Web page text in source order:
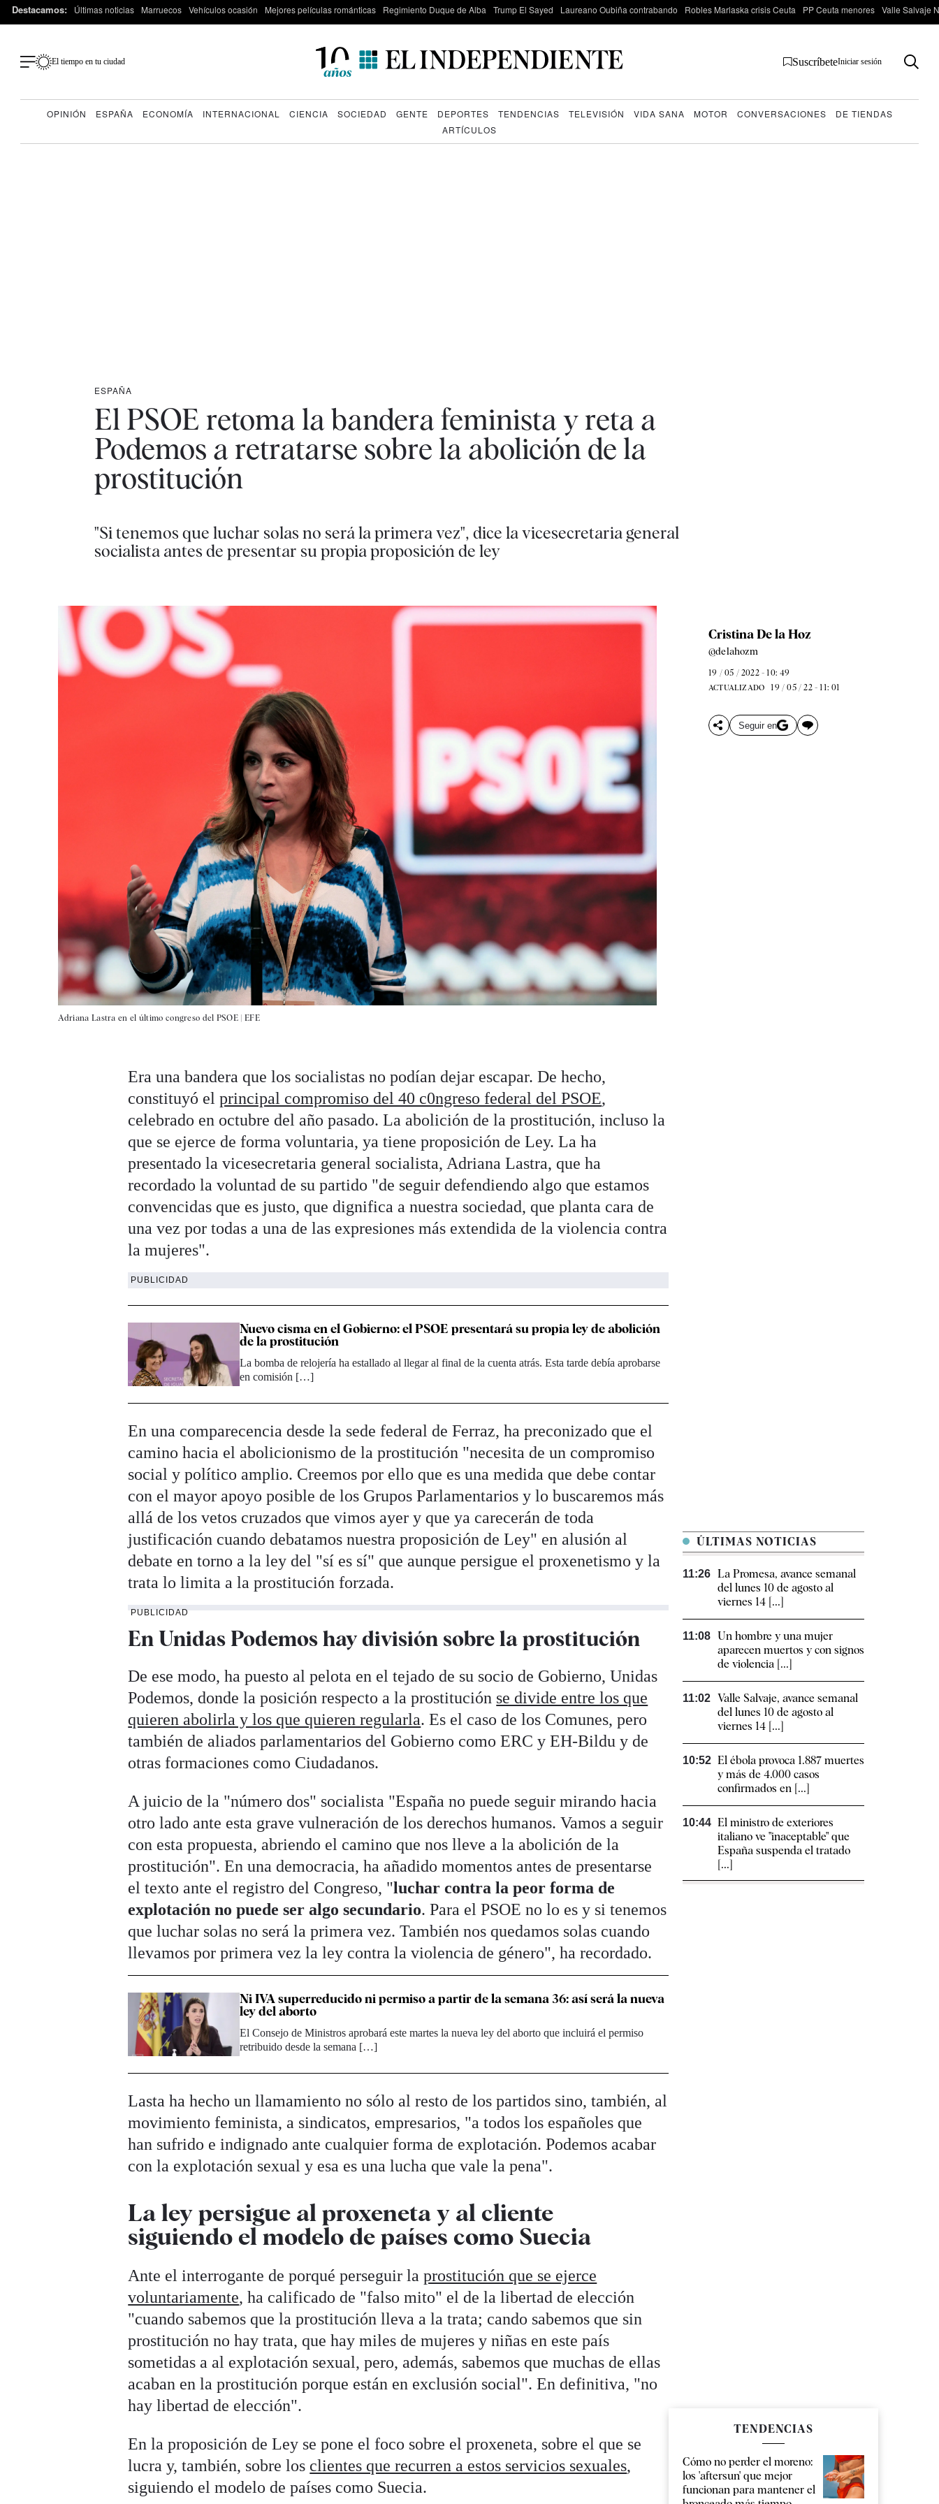
Destacamos: Últimas noticias Marruecos Vehículos ocasión Mejores películas románticas Regimiento Duque de Alba Trump El Sayed Laureano Oubiña contrabando Robles Marlaska crisis Ceuta PP Ceuta menores Valle Salvaje
El tiempo en tu ciudad SuscríbeteIniciar sesión
OPINIÓN ESPAÑA ECONOMÍA INTERNACIONAL CIENCIA SOCIEDAD GENTE DEPORTES TENDENCIAS TELEVISIÓN VIDA SANA MOTOR CONVERSACIONES
DE TIENDAS
ARTÍCULOS
ESPAÑA
El PSOE retoma la bandera feminista y reta a
Podemos a retratarse sobre la abolición de la
prostitución
"Si tenemos que luchar solas no será la primera vez", dice la vicesecretaria general
socialista antes de presentar su propia proposición de ley
Adriana Lastra en el último congreso del PSOE | EFE
Cristina De la Hoz
@delahozm
19 / 05 / 2022 - 10: 49
ACTUALIZADO 19 / 05 / 22 - 11: 01
Seguir en
Era una bandera que los socialistas no podían dejar escapar. De hecho,
constituyó elprincipal compromiso del 40 c0ngreso federal del PSOE,
celebrado en octubre del año pasado. La abolición de la prostitución, incluso la
que se ejerce de forma voluntaria, ya tiene proposición de Ley. La ha
presentado la vicesecretaria general socialista, Adriana Lastra, que ha
recordado la voluntad de su partido "de seguir defendiendo algo que estamos
convencidas que es justo, que dignifica a nuestra sociedad, que planta cara de
una vez por todas a una de las expresiones más extendida de la violencia contra
la mujeres".
PUBLICIDAD
Nuevo cisma en el Gobierno: el PSOE presentará su propia ley de abolición
de la prostitución
La bomba de relojería ha estallado al llegar al final de la cuenta atrás. Esta tarde debía aprobarse
en comisión […]
En una comparecencia desde la sede federal de Ferraz, ha preconizado que el
camino hacia el abolicionismo de la prostitución "necesita de un compromiso
social y político amplio. Creemos por ello que es una medida que debe contar
con el mayor apoyo posible de los Grupos Parlamentarios y lo buscaremos más
allá de los vetos cruzados que vimos ayer y que ya carecerán de toda
justificación cuando debatamos nuestra proposición de Ley" en alusión al
debate en torno a la ley del "sí es sí" que aunque persigue el proxenetismo y la
trata lo limita a la prostitución forzada.
PUBLICIDAD
En Unidas Podemos hay división sobre la prostitución
De ese modo, ha puesto al pelota en el tejado de su socio de Gobierno, Unidas
Podemos, donde la posición respecto a la prostitución se divide entre los que
quieren abolirla y los que quieren regularla. Es el caso de los Comunes, pero
también de aliados parlamentarios del Gobierno como ERC y EH-Bildu y de
otras formaciones como Ciudadanos.
A juicio de la "número dos" socialista "España no puede seguir mirando hacia
otro lado ante esta grave vulneración de los derechos humanos. Vamos a seguir
con esta propuesta, abriendo el camino que nos lleve a la abolición de la
prostitución". En una democracia, ha añadido momentos antes de presentarse
el texto ante el registro del Congreso, "luchar contra la peor forma de
explotación no puede ser algo secundario. Para el PSOE no lo es y si tenemos
que luchar solas no será la primera vez. También nos quedamos solas cuando
llevamos por primera vez la ley contra la violencia de género", ha recordado.
Ni IVA superreducido ni permiso a partir de la semana 36: así será la nueva
ley del aborto
El Consejo de Ministros aprobará este martes la nueva ley del aborto que incluirá el permiso
retribuido desde la semana […]
Lasta ha hecho un llamamiento no sólo al resto de los partidos sino, también, al
movimiento feminista, a sindicatos, empresarios, "a todos los españoles que
han sufrido e indignado ante cualquier forma de explotación. Podemos acabar
con la explotación sexual y esa es una lucha que vale la pena".
La ley persigue al proxeneta y al cliente
siguiendo el modelo de países como Suecia
Ante el interrogante de porqué perseguir laprostitución que se ejerce
voluntariamente, ha calificado de "falso mito" el de la libertad de elección
"cuando sabemos que la prostitución lleva a la trata; cando sabemos que sin
prostitución no hay trata, que hay miles de mujeres y niñas en este país
sometidas a al explotación sexual, pero, además, sabemos que muchas de ellas
acaban en la prostitución porque están en exclusión social". En definitiva, "no
hay libertad de elección".
En la proposición de Ley se pone el foco sobre el proxeneta, sobre el que se
lucra y, también, sobre los clientes que recurren a estos servicios sexuales,
siguiendo el modelo de países como Suecia.
ÚLTIMAS NOTICIAS
11:26 La Promesa, avance semanal
del lunes 10 de agosto al
viernes 14 [...]
11:08 Un hombre y una mujer
aparecen muertos y con signos
de violencia [...]
11:02 Valle Salvaje, avance semanal
del lunes 10 de agosto al
viernes 14 [...]
10:52 El ébola provoca 1.887 muertes
y más de 4.000 casos
confirmados en [...]
10:44 El ministro de exteriores
italiano ve "inaceptable" que
España suspenda el tratado
[...]
TENDENCIAS
Cómo no perder el moreno:
los 'aftersun' que mejor
funcionan para mantener el